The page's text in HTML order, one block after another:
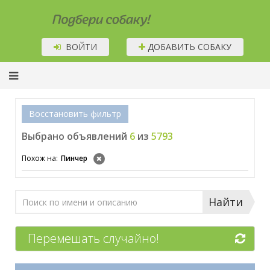
Подбери собаку!
ВОЙТИ ДОБАВИТЬ СОБАКУ
Восстановить фильтр
Выбрано объявлений 6 из 5793
Похож на: Пинчер
Найти
Перемешать случайно!